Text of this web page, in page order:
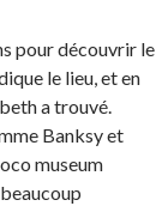
pour découvrir le
le lieu, et en
a trouvé.
Banksy et
museum